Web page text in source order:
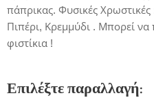
πάπρικας. Φυσικές
Πιπέρι, Κρεμμύδι . Μπορεί να
φιστίκια !
Επιλέξτε παραλλαγή: